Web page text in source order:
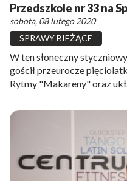
Przedszkole nr 33 na
sobota, 08 lutego 2020
SPRAWY BIEŻĄCE
W ten słoneczny
gościł przeurocze
Rytmy "Makareny" oraz